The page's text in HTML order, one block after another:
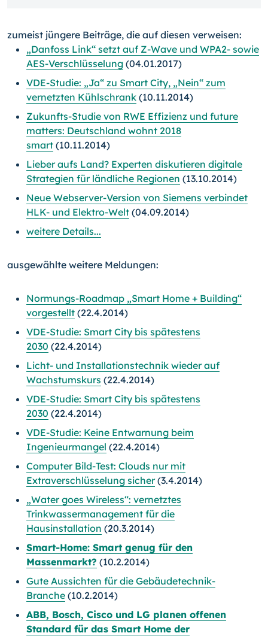
zumeist jüngere Beiträge, die auf diesen verweisen:
„Danfoss Link“ setzt auf Z-Wave und WPA2- sowie
AES-Verschlüsselung (04.01.2017)
VDE-Studie: „Ja“ zu Smart City, „Nein“ zum
vernetzten Kühlschrank (10.11.2014)
Zukunfts-Studie von RWE Effizienz und future
matters: Deutschland wohnt 2018
smart (10.11.2014)
Lieber aufs Land? Experten diskutieren digitale
Strategien für ländliche Regionen (13.10.2014)
Neue Webserver-Version von Siemens verbindet
HLK- und Elektro-Welt (04.09.2014)
weitere Details...
ausgewählte weitere Meldungen:
Normungs-Roadmap „Smart Home + Building“
vorgestellt (22.4.2014)
VDE-Studie: Smart City bis spätestens
2030 (22.4.2014)
Licht- und Installationstechnik wieder auf
Wachstumskurs (22.4.2014)
VDE-Studie: Smart City bis spätestens
2030 (22.4.2014)
VDE-Studie: Keine Entwarnung beim
Ingenieurmangel (22.4.2014)
Computer Bild-Test: Clouds nur mit
Extraverschlüsselung sicher(3.4.2014)
„Water goes Wireless“: vernetztes
Trinkwassermanagement für die
Hausinstallation (20.3.2014)
Smart-Home: Smart genug für den
Massenmarkt? (10.2.2014)
Gute Aussichten für die Gebäudetechnik-
Branche (10.2.2014)
ABB, Bosch, Cisco und LG planen offenen
Standard für das Smart Home der